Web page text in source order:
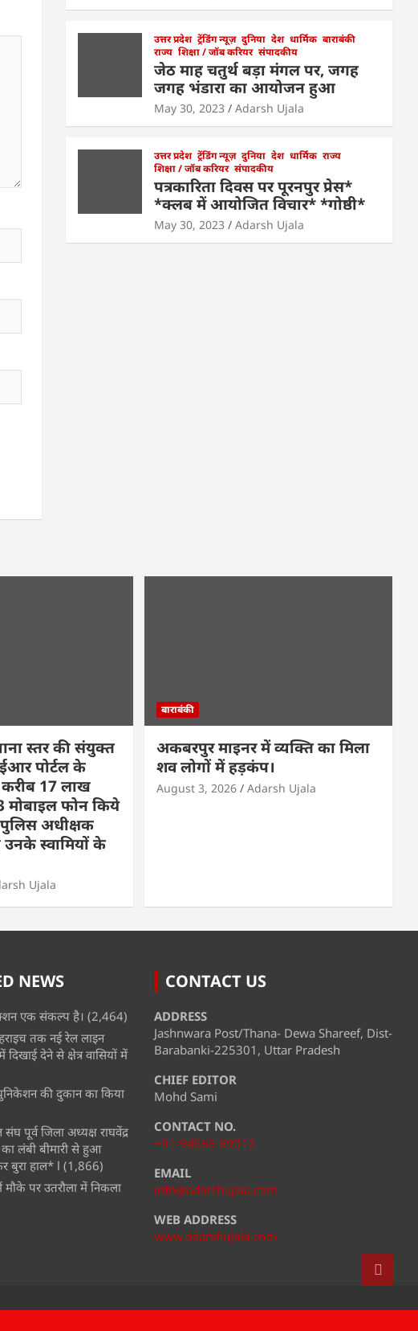
उत्तर प्रदेश ट्रेंडिंग न्यूज़ दुनिया देश धार्मिक बाराबंकी
राज्य शिक्षा / जॉब करियर संपादकीय
जेठ माह चतुर्थ बड़ा मंगल पर, जगह
जगह भंडारा का आयोजन हुआ
May 30, 2023 Adarsh Ujala
उत्तर प्रदेश ट्रेंडिंग न्यूज़ दुनिया देश धार्मिक राज्य
शिक्षा / जॉब करियर संपादकीय
पत्रकारिता दिवस पर पूरनपुर प्रेस*
*क्लब में आयोजित विचार* *गोष्ठी*
May 30, 2023 Adarsh Ujala
स्तर की संयुक्त
पोर्टल के
17 लाख
फोन किये
अधीक्षक
उनके स्वामियों के
Ujala
बाराबंकी
अकबरपुर माइनर में व्यक्ति का मिला
शव लोगों में हड़कंप।
August 3, 2026 Adarsh Ujala
NEWS
एक संकल्प है। (2,464)
तक नई रेल लाइन
दिखाई देने से क्षेत्र वासियों में
की दुकान का किया
पूर्व जिला अध्यक्ष राघवेंद्र
का लंबी बीमारी से हुआ
बुरा हाल* l (1,866)
पर उतरौला में निकला
CONTACT US
ADDRESS
Jashnwara Post/Thana- Dewa Shareef, Dist-
Barabanki-225301, Uttar Pradesh
CHIEF EDITOR
Mohd Sami
CONTACT NO.
+91-94555 69012
EMAIL
info@adarshujala.com
WEB ADDRESS
www.adarshujala.com